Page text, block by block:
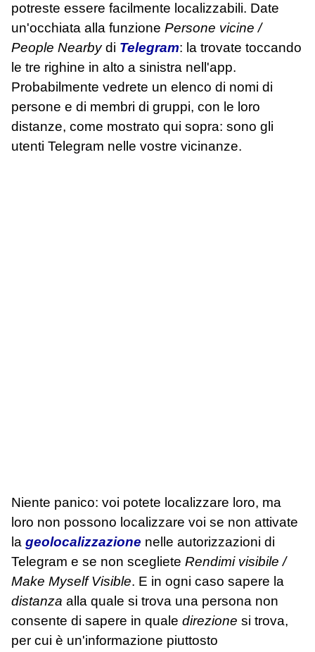
potreste essere facilmente localizzabili. Date
un'occhiata alla funzione Persone vicine /
People Nearbydi Telegram: la trovate toccando
le tre righine in alto a sinistra nell'app.
Probabilmente vedrete un elenco di nomi di
persone e di membri di gruppi, con le loro
distanze, come mostrato qui sopra: sono gli
utenti Telegram nelle vostre vicinanze.
Niente panico: voi potete localizzare loro, ma
loro non possono localizzare voi se non attivate
la geolocalizzazione nelle autorizzazioni di
Telegram e se non scegliete Rendimi visibile /
Make Myself Visible. E in ogni caso sapere la
distanza alla quale si trova una persona non
consente di sapere in quale direzione si trova,
per cui è un'informazione piuttosto